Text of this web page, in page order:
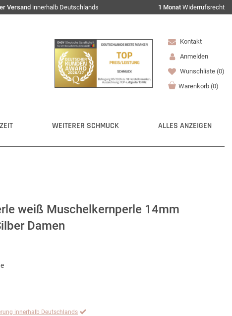
Versand innerhalb Deutschlands 1 Monat Widerrufsrecht
Kontakt
Anmelden
Wunschliste (0)
Warenkorb (0)
WEITERER SCHMUCK ALLES ANZEIGEN
weiß Muschelkernperle 14mm
Damen
innerhalb Deutschlands